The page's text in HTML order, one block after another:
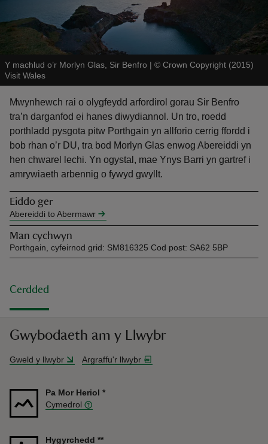
do
Y machlud o’r Morlyn Glas, Sir Benfro | © Crown Copyright (2015)
Visit Wales
Mwynhewch rai o olygfeydd arfordirol gorau Sir Benfro
tra’n darganfod ei hanes diwydiannol. Un tro, roedd
porthladd pysgota pitw Porthgain yn allforio cerrig ffordd i
bob rhan o’r DU, tra bod Morlyn Glas enwog Abereiddi yn
hen chwarel lechi. Yn ogystal, mae Ynys Barri yn gartref i
amrywiaeth arbennig o fywyd gwyllt.
Eiddo ger
Abereiddi to Abermawr
Man cychwyn
Porthgain, cyfeirnod grid: SM816325 Cod post: SA62 5BP
Cerdded
Gwybodaeth am y Llwybr
Gweld y llwybr Argraffu'r llwybr
Pa Mor Heriol *
Cymedrol
Hygyrchedd **